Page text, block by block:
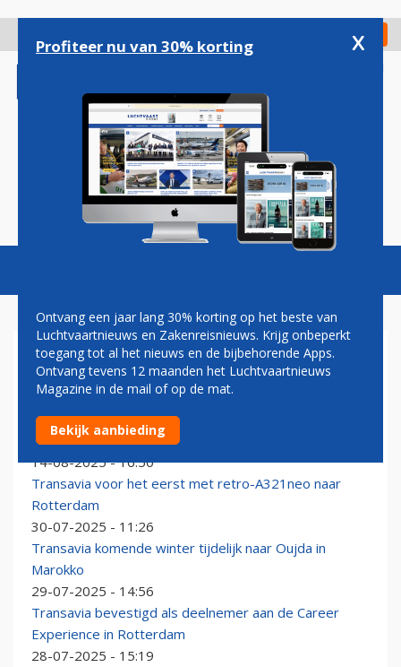
gaan
Check in
Magazine Podcasts Vacatures
TRANSAVIA
Transavia worstelt met verminderde inzetbaarheid
van de vloot
14-08-2025 - 16:50
Transavia voor het eerst met retro-A321neo naar
Rotterdam
30-07-2025 - 11:26
Transavia komende winter tijdelijk naar Oujda in
Marokko
29-07-2025 - 14:56
Transavia bevestigd als deelnemer aan de Career
Experience in Rotterdam
28-07-2025 - 15:19
Profiteer nu van 30% korting x
Ontvang een jaar lang 30% korting op het beste van
Luchtvaartnieuws en Zakenreisnieuws. Krijg onbeperkt
toegang tot al het nieuws en de bijbehorende Apps.
Ontvang tevens 12 maanden het Luchtvaartnieuws
Magazine in de mail of op de mat.
Bekijk aanbieding